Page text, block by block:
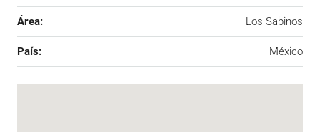
Área: Los Sabinos
País: México